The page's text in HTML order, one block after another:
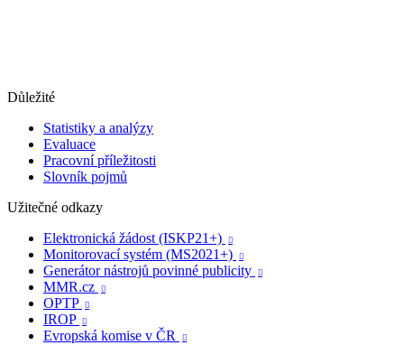
Důležité
Statistiky a analýzy
Evaluace
Pracovní příležitosti
Slovník pojmů
Užitečné odkazy
Elektronická žádost (ISKP21+)

Monitorovací systém (MS2021+) 
Generátor nástrojů povinné publicity 
MMR.cz 
OPTP 
IROP 
Evropská komise v ČR 